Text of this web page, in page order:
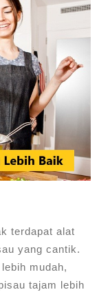
terdapat alat
yang cantik.
mudah,
tajam lebih